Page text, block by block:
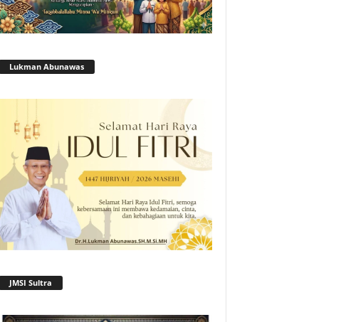
Lukman Abunawas
JMSI Sultra